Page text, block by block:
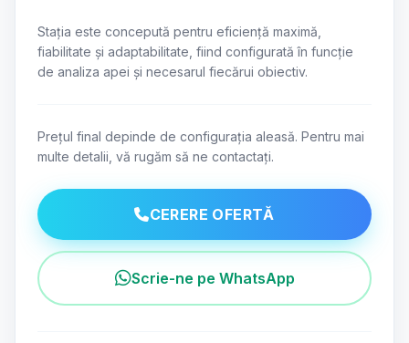
Stația este concepută pentru eficiență maximă,
fiabilitate și adaptabilitate, fiind configurată în funcție
de analiza apei și necesarul fiecărui obiectiv.
Prețul final depinde de configurația aleasă. Pentru mai
multe detalii, vă rugăm să ne contactați.
CERERE OFERTĂ
Scrie-ne pe WhatsApp